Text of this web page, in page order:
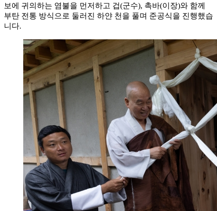
보에 귀의하는 염불을 먼저하고 겁(군수), 촉바(이장)와 함께
부탄 전통 방식으로 둘러진 하얀 천을 풀며 준공식을 진행했습
니다.